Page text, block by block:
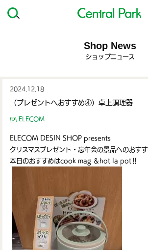
Shop News
ショップニュース
2024.12.18
（プレゼントへおすすめ④）卓上調理器
ELECOM
ELECOM DESIN SHOP presents
クリスマスプレゼント・忘年会の景品へのお
本日のおすすめはcook mag ＆hot la pot‼